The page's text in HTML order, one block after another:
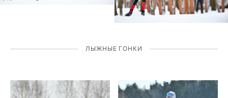
ЛЫЖНЫЕ ГОНКИ